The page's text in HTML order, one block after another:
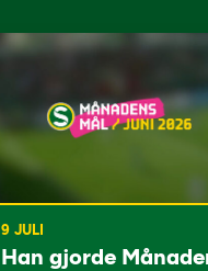
9 JULI
Han gjorde